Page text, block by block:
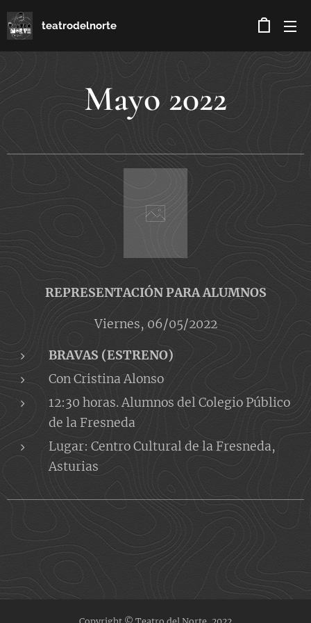
teatrodelnorte
Mayo 2022
REPRESENTACIÓN PARA ALUMNOS
Viernes, 06/05/2022
BRAVAS (ESTRENO)
Con Cristina Alonso
12:30 horas. Alumnos del Colegio Público
de la Fresneda
Lugar: Centro Cultural de la Fresneda,
Asturias